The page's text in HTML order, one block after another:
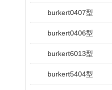
burkert0407型
burkert0406型
burkert6013型
burkert5404型